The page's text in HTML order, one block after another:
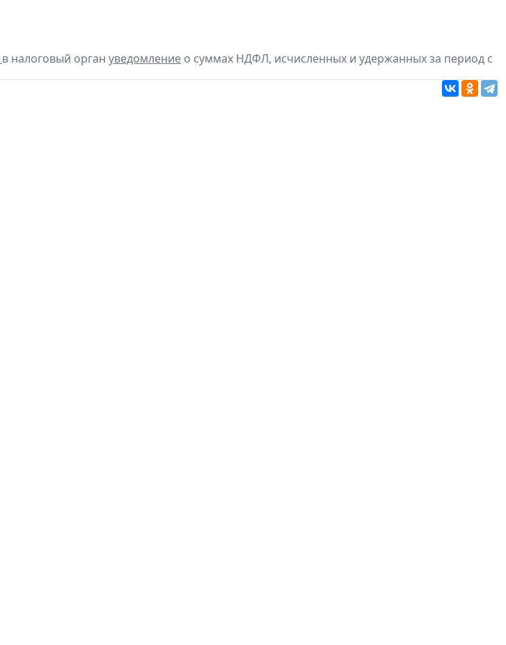
в налоговый орган уведомление о суммах НДФЛ, исчисленных и удержанных за период с